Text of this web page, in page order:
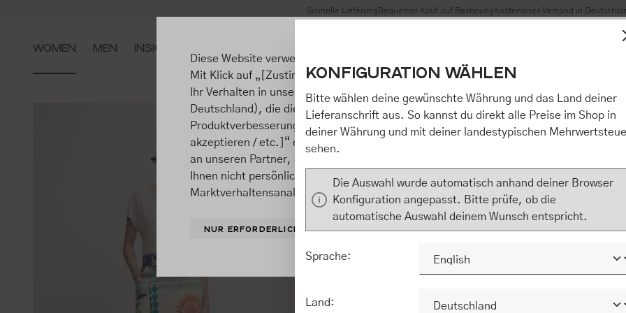
Zur Hauptnavigation springen Schnelle Lieferung Bequemer Kauf auf Rechnung Kostenloser Versand in
WOMEN MEN INSIGHTS
Diese Website verwendet Cookies, um eine bestmögliche Erfahrung bieten zu können.
Mit Klick auf „[Zustimmen / Alles akzeptieren / etc.]“ erteilen Sie Ihre Einwilligung
Ihr Verhalten in unserem Shop an unseren Partner, die shopware AG (Ebbinghoff 10,
Deutschland), die diese Daten Ihnen nicht persönlich zuordnen kann, sie aber zu
Produktverbesserungen, Marktverhaltensanalysen) verarbeiten darf. Mit Klick auf
akzeptieren / etc.]“ erteilen Sie Ihre Einwilligung auch in die Weitergabe über Ihr
an unseren Partner, die shopware AG (Ebbinghoff 10, 48624 Schöppingen,
Ihnen nicht persönlich zuordnen kann, sie aber zu eigenen Zwecken (z.B.
Marktverhaltensanalysen) verarbeiten darf.
NUR ERFORDERLICHE KONFIGURIEREN ALLE COOKIES
KONFIGURATION WÄHLEN
Bitte wählen deine gewünschte Währung und das Land deiner
Lieferanschrift aus. So kannst du direkt alle Preise im Shop in
deiner Währung und mit deiner landestypischen
sehen.
Die Auswahl wurde automatisch anhand deiner Browser
Konfiguration angepasst. Bitte prüfe, ob die
automatische Auswahl deinem Wunsch entspricht.
Sprache:
Land: